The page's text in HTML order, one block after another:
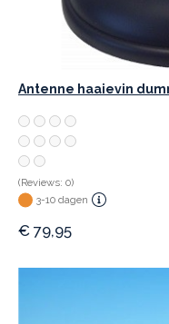
Antenne haaievin
(Reviews: 0)
3-10 dagen
€ 79,95